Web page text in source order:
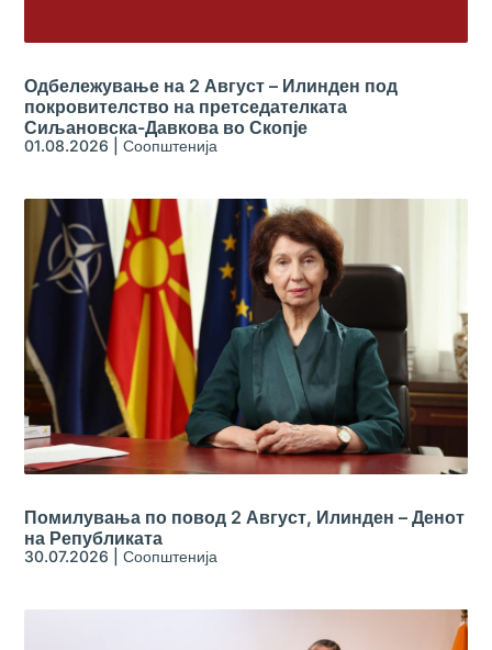
Одбележување на 2 Август – Илинден под
покровителство на претседателката
Сиљановска-Давкова во Скопје
01.08.2026 |Соопштенија
Помилувања по повод 2 Август, Илинден – Денот
на Републиката
30.07.2026 |Соопштенија